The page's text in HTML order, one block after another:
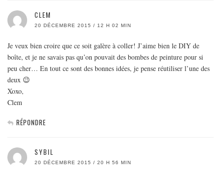
CLEM
20 DÉCEMBRE 2015 / 12 H 02 MIN
Je veux bien croire que ce soit galère à coller! J’aime bien le DIY de
boîte, et je ne savais pas qu’on pouvait des bombes de peinture pour si
peu cher… En tout ce sont des bonnes idées, je pense réutiliser l’une des
deux 😉
Xoxo,
Clem
RÉPONDRE
SYBIL
20 DÉCEMBRE 2015 / 20 H 56 MIN